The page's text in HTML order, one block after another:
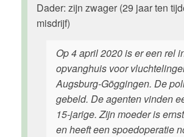
Dader: zijn zwager (29 jaar ten
misdrijf)
Op 4 april 2020 is er een rel
opvanghuis voor
Augsburg-Göggingen. De
gebeld. De agenten vinden
15-jarige. Zijn moeder is
en heeft een spoedoperatie